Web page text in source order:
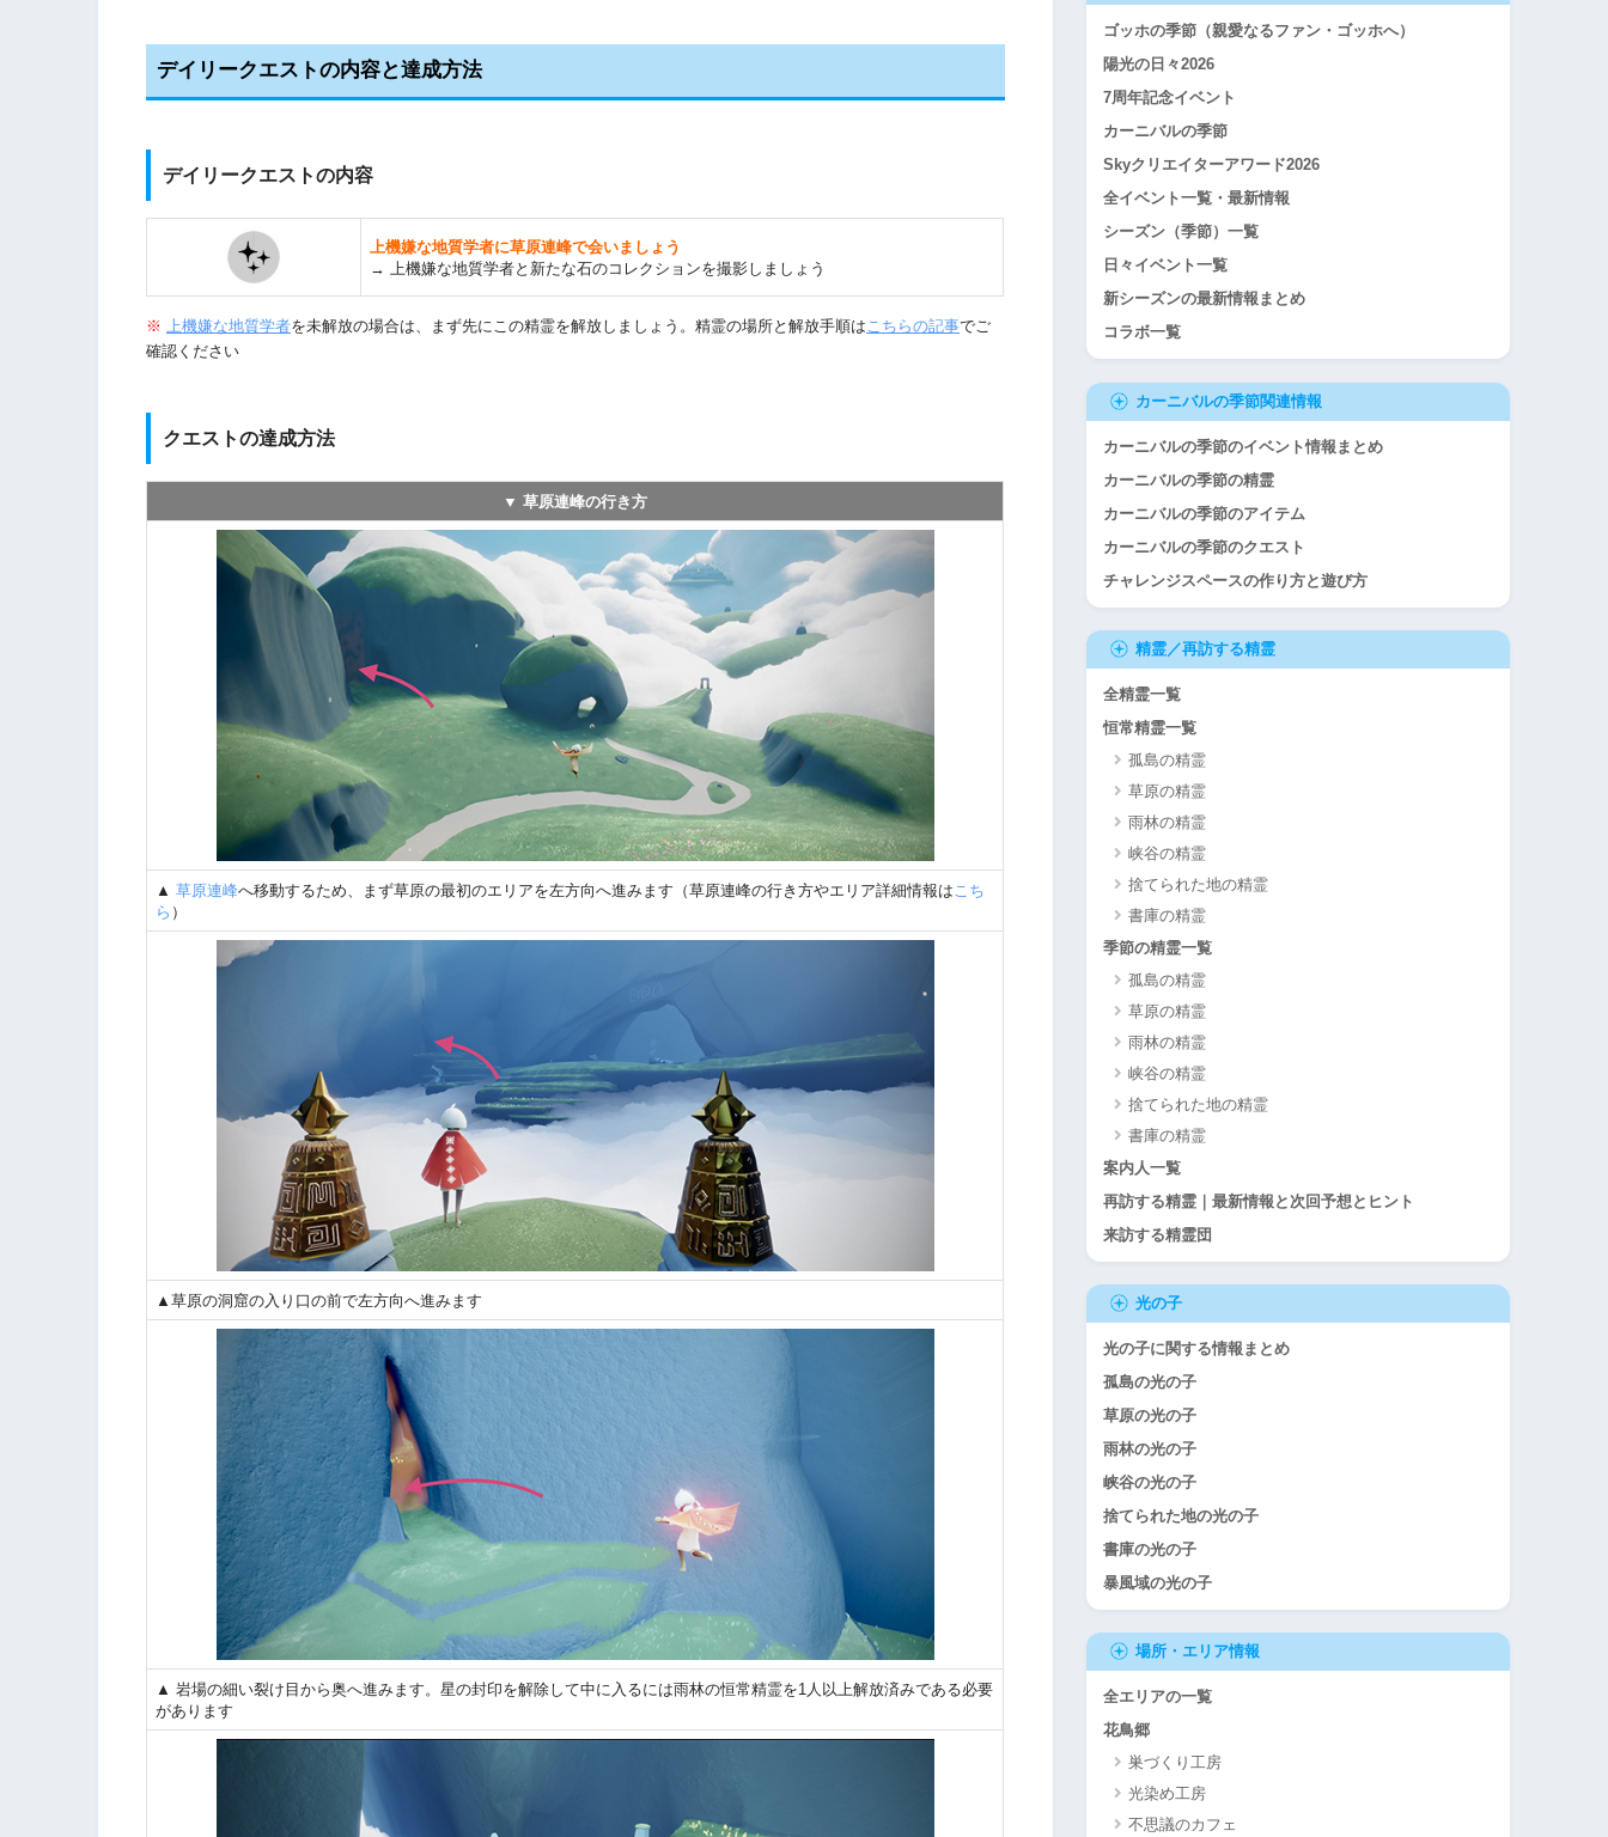
デイリークエストの内容と達成方法
デイリークエストの内容
上機嫌な地質学者に草原連峰で会いましょう
→
上機嫌な地質学者と新たな石のコレクションを撮影しましょう
※ 上機嫌な地質学者を未解放の場合は、まず先にこの精霊を解放しましょう。精霊の場所と解放手順はこちらの記事でご
確認ください
クエストの達成方法
▼ 草原連峰の行き方
▲ 草原連峰へ移動するため、まず草原の最初のエリアを左方向へ進みます（草原連峰の行き方やエリア詳細情報は こち
ら ）
▲草原の洞窟の入り口の前で左方向へ進みます
▲ 岩場の細い裂け目から奥へ進みます。星の封印を解除して中に入るには雨林の恒常精霊を1人以上解放済みである必要
があります
ゴッホの季節（親愛なるファン・ゴッホへ）
陽光の日々2026
7周年記念イベント
カーニバルの季節
Skyクリエイターアワード2026
全イベント一覧・最新情報
シーズン（季節）一覧
日々イベント一覧
新シーズンの最新情報まとめ
コラボ一覧
カーニバルの季節関連情報
カーニバルの季節のイベント情報まとめ
カーニバルの季節の精霊
カーニバルの季節のアイテム
カーニバルの季節のクエスト
チャレンジスペースの作り方と遊び方
精霊／再訪する精霊
全精霊一覧
恒常精霊一覧
孤島の精霊
草原の精霊
雨林の精霊
峡谷の精霊
捨てられた地の精霊
書庫の精霊
季節の精霊一覧
孤島の精霊
草原の精霊
雨林の精霊
峡谷の精霊
捨てられた地の精霊
書庫の精霊
案内人一覧
再訪する精霊｜最新情報と次回予想とヒント
来訪する精霊団
光の子
光の子に関する情報まとめ
孤島の光の子
草原の光の子
雨林の光の子
峡谷の光の子
捨てられた地の光の子
書庫の光の子
暴風域の光の子
場所・エリア情報
全エリアの一覧
花鳥郷
巣づくり工房
光染め工房
不思議のカフェ